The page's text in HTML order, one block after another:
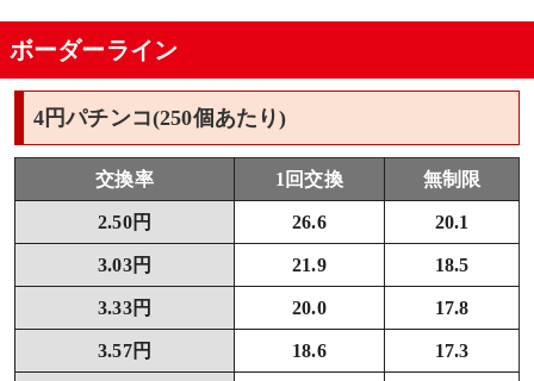
ボーダーライン
4円パチンコ(250個あたり)
交換率 1回交換 無制限
2.50円 26.6 20.1
3.03円 21.9 18.5
3.33円 20.0 17.8
3.57円 18.6 17.3